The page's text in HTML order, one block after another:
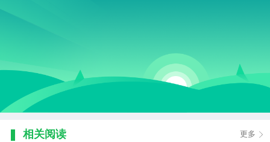
相关阅读 更多